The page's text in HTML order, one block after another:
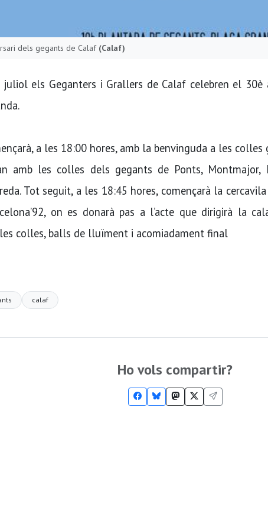
dels gegants de Calaf (Calaf)
juliol els Geganters i Grallers de Calaf celebren el 30è
a les 18:00 hores, amb la benvinguda a les
amb les colles dels gegants de Ponts,
Tot seguit, a les 18:45 hores, començarà la
on es donarà pas a l’acte que dirigirà la
colles, balls de lluïment i acomiadament final
calaf
Ho vols compartir?